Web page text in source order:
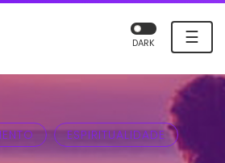
☰
DARK
ESPIRITUALIDADE